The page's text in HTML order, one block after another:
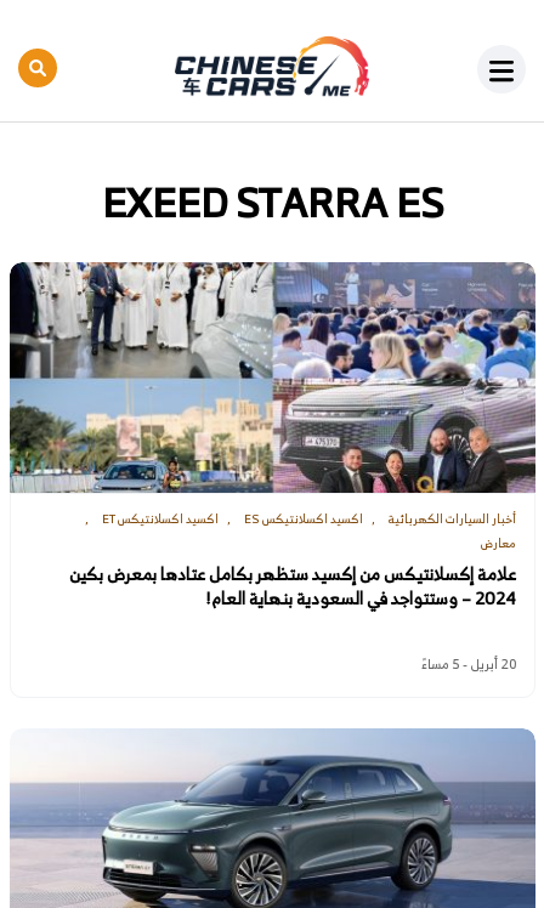
EXEED STARRA ES
أخبار السيارات الكهربائية اكسيد اكسلانتيكس ES
اكسيد اكسلانتيكس ET
معارض
علامة إكسلانتيكس من إكسيد ستظهر بكامل عتادها بمعرض بكين
2024 – وستتواجد في السعودية بنهاية العام!
20 أبريل - 5 مساءً